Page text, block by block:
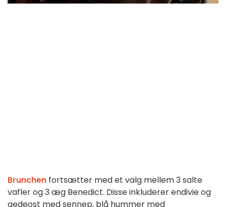
Brunchen fortsætter med et valg mellem 3 salte
vafler og 3 æg Benedict. Disse inkluderer endivie og
gedeost med sennep, blå hummer med